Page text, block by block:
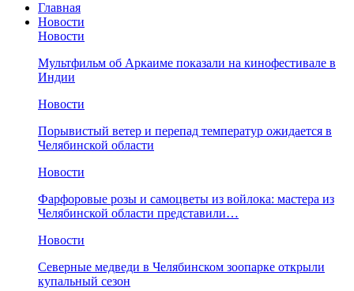
Главная
Новости
Новости
Мультфильм об Аркаиме показали на кинофестивале в
Индии
Новости
Порывистый ветер и перепад температур ожидается в
Челябинской области
Новости
Фарфоровые розы и самоцветы из войлока: мастера из
Челябинской области представили…
Новости
Северные медведи в Челябинском зоопарке открыли
купальный сезон